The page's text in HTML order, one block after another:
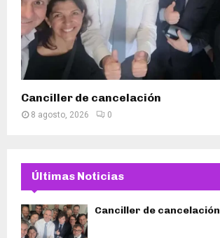
Canciller de cancelación
8 agosto, 2026 0
Últimas Noticias
Canciller de cancelación